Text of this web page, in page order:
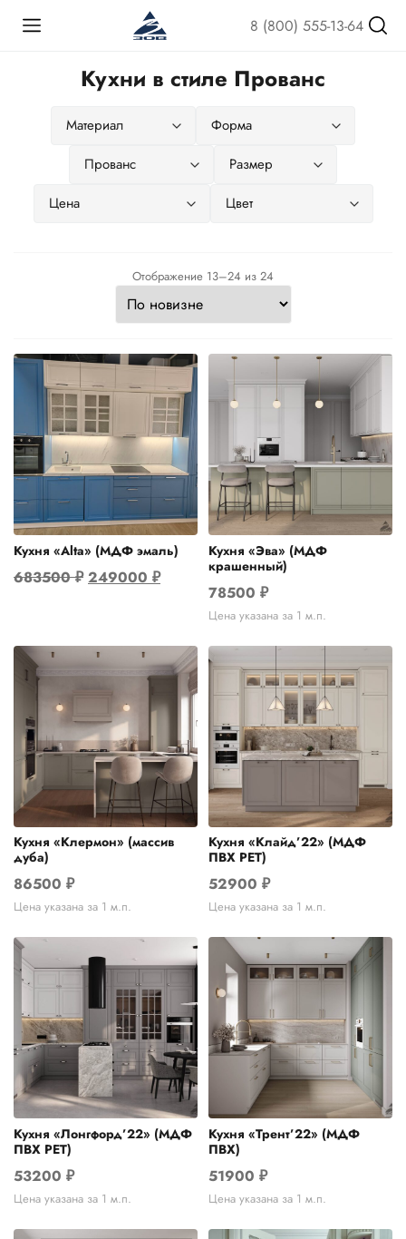
8 (800) 555-13-64
Кухни в стиле Прованс
Отображение 13–24 из 24
недавние
Кухня «Alta» (МДФ эмаль)
683500₽ Первоначальная
249000 ₽Текущая
249000 ₽.
Кухня «Эва» (МДФ
крашенный)
78500 ₽
Цена указана за 1 м.п.
Кухня «Клермон» (массив
дуба)
86500 ₽
Цена указана за 1 м.п.
Кухня «Клайд’22» (МДФ
ПВХ РЕТ)
52900 ₽
Цена указана за 1 м.п.
Кухня «Лонгфорд’22» (МДФ
ПВХ РЕТ)
53200 ₽
Цена указана за 1 м.п.
Кухня «Трент’22» (МДФ
ПВХ)
51900 ₽
Цена указана за 1 м.п.